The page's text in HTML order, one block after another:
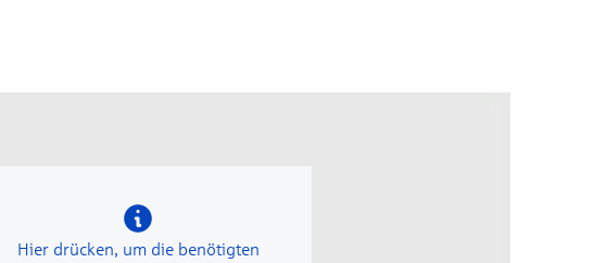
Hier drücken, um die benötigten